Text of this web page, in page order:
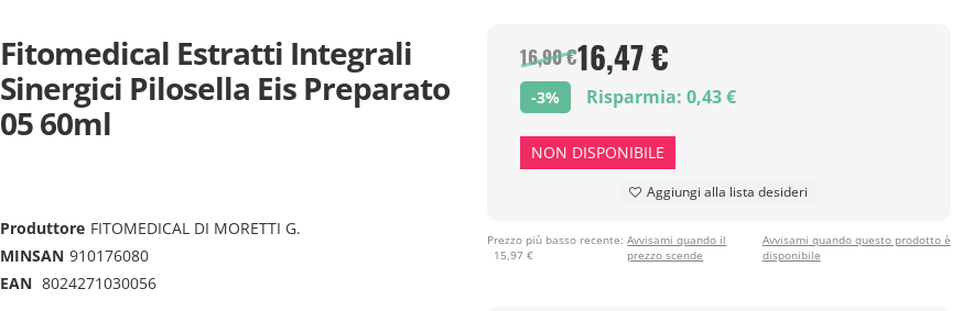
Fitomedical Estratti Integrali
Sinergici Pilosella Eis Preparato
05 60ml
16,90 €16,47 €
-3% Risparmia: 0,43 €
NON DISPONIBILE
Aggiungi alla lista desideri
Prezzo più basso recente:
15,97 €
Avvisami quando il
prezzo scende
Avvisami quando questo prodotto è
disponibile
Produttore FITOMEDICAL DI MORETTI G.
MINSAN 910176080
EAN 8024271030056